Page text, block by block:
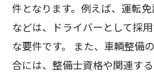
件となります。例えば、運転
などは、ドライバーとして採
な要件です。 また、車輌整備
合には、整備士資格や関連す